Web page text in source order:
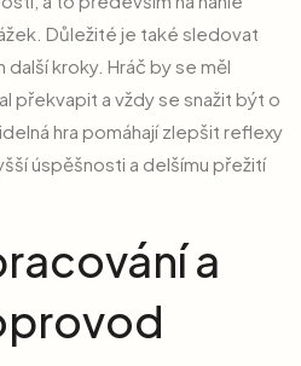
Důležité je také sledovat
kroky. Hráč by se měl
překvapit a vždy se snažit být o
hra pomáhají zlepšit reflexy
úspěšnosti a delšímu přežití
a